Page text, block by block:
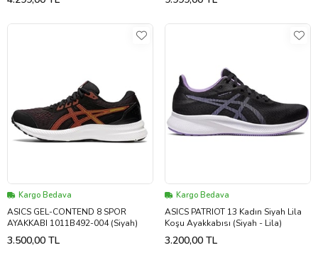
Kargo Bedava
ASICS GEL-CONTEND 8 SPOR
AYAKKABI 1011B492-004 (Siyah)
3.500,00 TL
Kargo Bedava
ASICS PATRIOT 13 Kadın Siyah Lila
Koşu Ayakkabısı (Siyah - Lila)
3.200,00 TL